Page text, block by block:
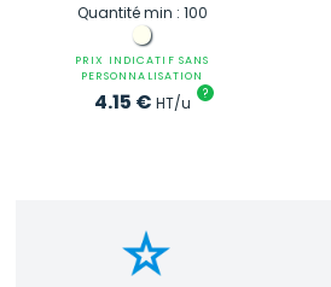
Quantité min : 100
PRIX INDICATIF SANS
PERSONNALISATION
4.15 € HT/u ?